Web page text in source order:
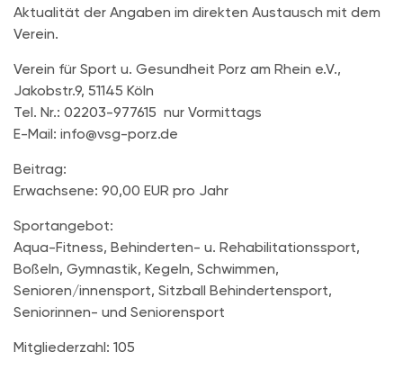
Aktualität der Angaben im direkten Austausch mit dem
Verein.
Verein für Sport u. Gesundheit Porz am Rhein e.V.,
Jakobstr.9, 51145 Köln
Tel. Nr.: 02203-977615 nur Vormittags
E-Mail: info@vsg-porz.de
Beitrag:
Erwachsene: 90,00 EUR pro Jahr
Sportangebot:
Aqua-Fitness, Behinderten- u. Rehabilitationssport,
Boßeln, Gymnastik, Kegeln, Schwimmen,
Senioren/innensport, Sitzball Behindertensport,
Seniorinnen- und Seniorensport
Mitgliederzahl: 105